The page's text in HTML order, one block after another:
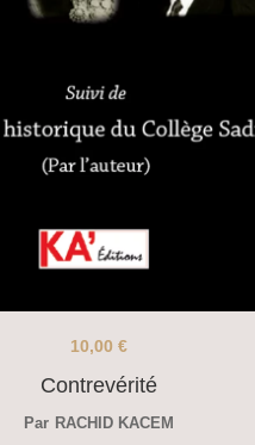
Contrevérité
10,00 €
Par RACHID KACEM